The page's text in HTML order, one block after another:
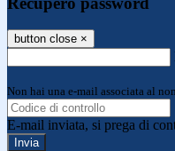
button close ×
Non hai una e-mail associata al
E-mail inviata, si prega di